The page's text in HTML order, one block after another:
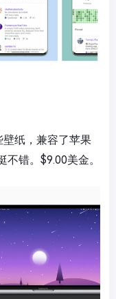
纸，兼容了苹果
错。$9.00美金。